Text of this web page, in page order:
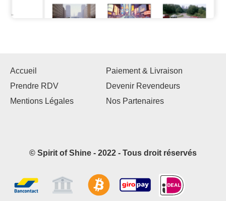
Accueil
Paiement & Livraison
Prendre RDV
Devenir Revendeurs
Mentions Légales
Nos Partenaires
© Spirit of Shine - 2022 - Tous droit réservés